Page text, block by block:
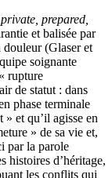
private, prepared,
et balisée par
(Glaser et
soignante
rupture
de statut : dans
phase terminale
et qu’il agisse en
» de sa vie et,
par la parole
histoires d’héritage,
les conflits qui